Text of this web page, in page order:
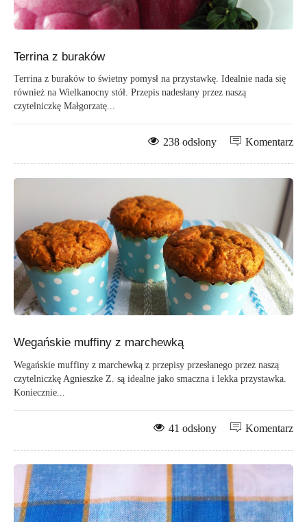
Terrina z buraków
Terrina z buraków to świetny pomysł na przystawkę. Idealnie nada się
również na Wielkanocny stół. Przepis nadesłany przez naszą
czytelniczkę Małgorzatę...
Komentarz
238 odsłony
Wegańskie muffiny z marchewką
Wegańskie muffiny z marchewką z przepisy przesłanego przez naszą
czytelniczkę Agnieszke Z. są idealne jako smaczna i lekka przystawka.
Koniecznie...
Komentarz
41 odsłony